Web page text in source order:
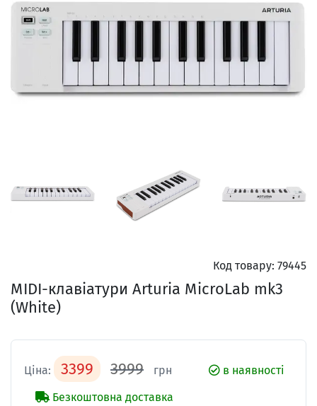
Код товару: 79445
MIDI-клавіатури Arturia MicroLab mk3
(White)
Ціна: 3399 3999 грн
в наявності
Безкоштовна доставка